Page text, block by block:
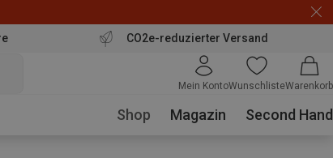
CO2e-reduzierter Versand
Mein KontoWunschlisteWarenkorb
Shop Magazin Second Hand